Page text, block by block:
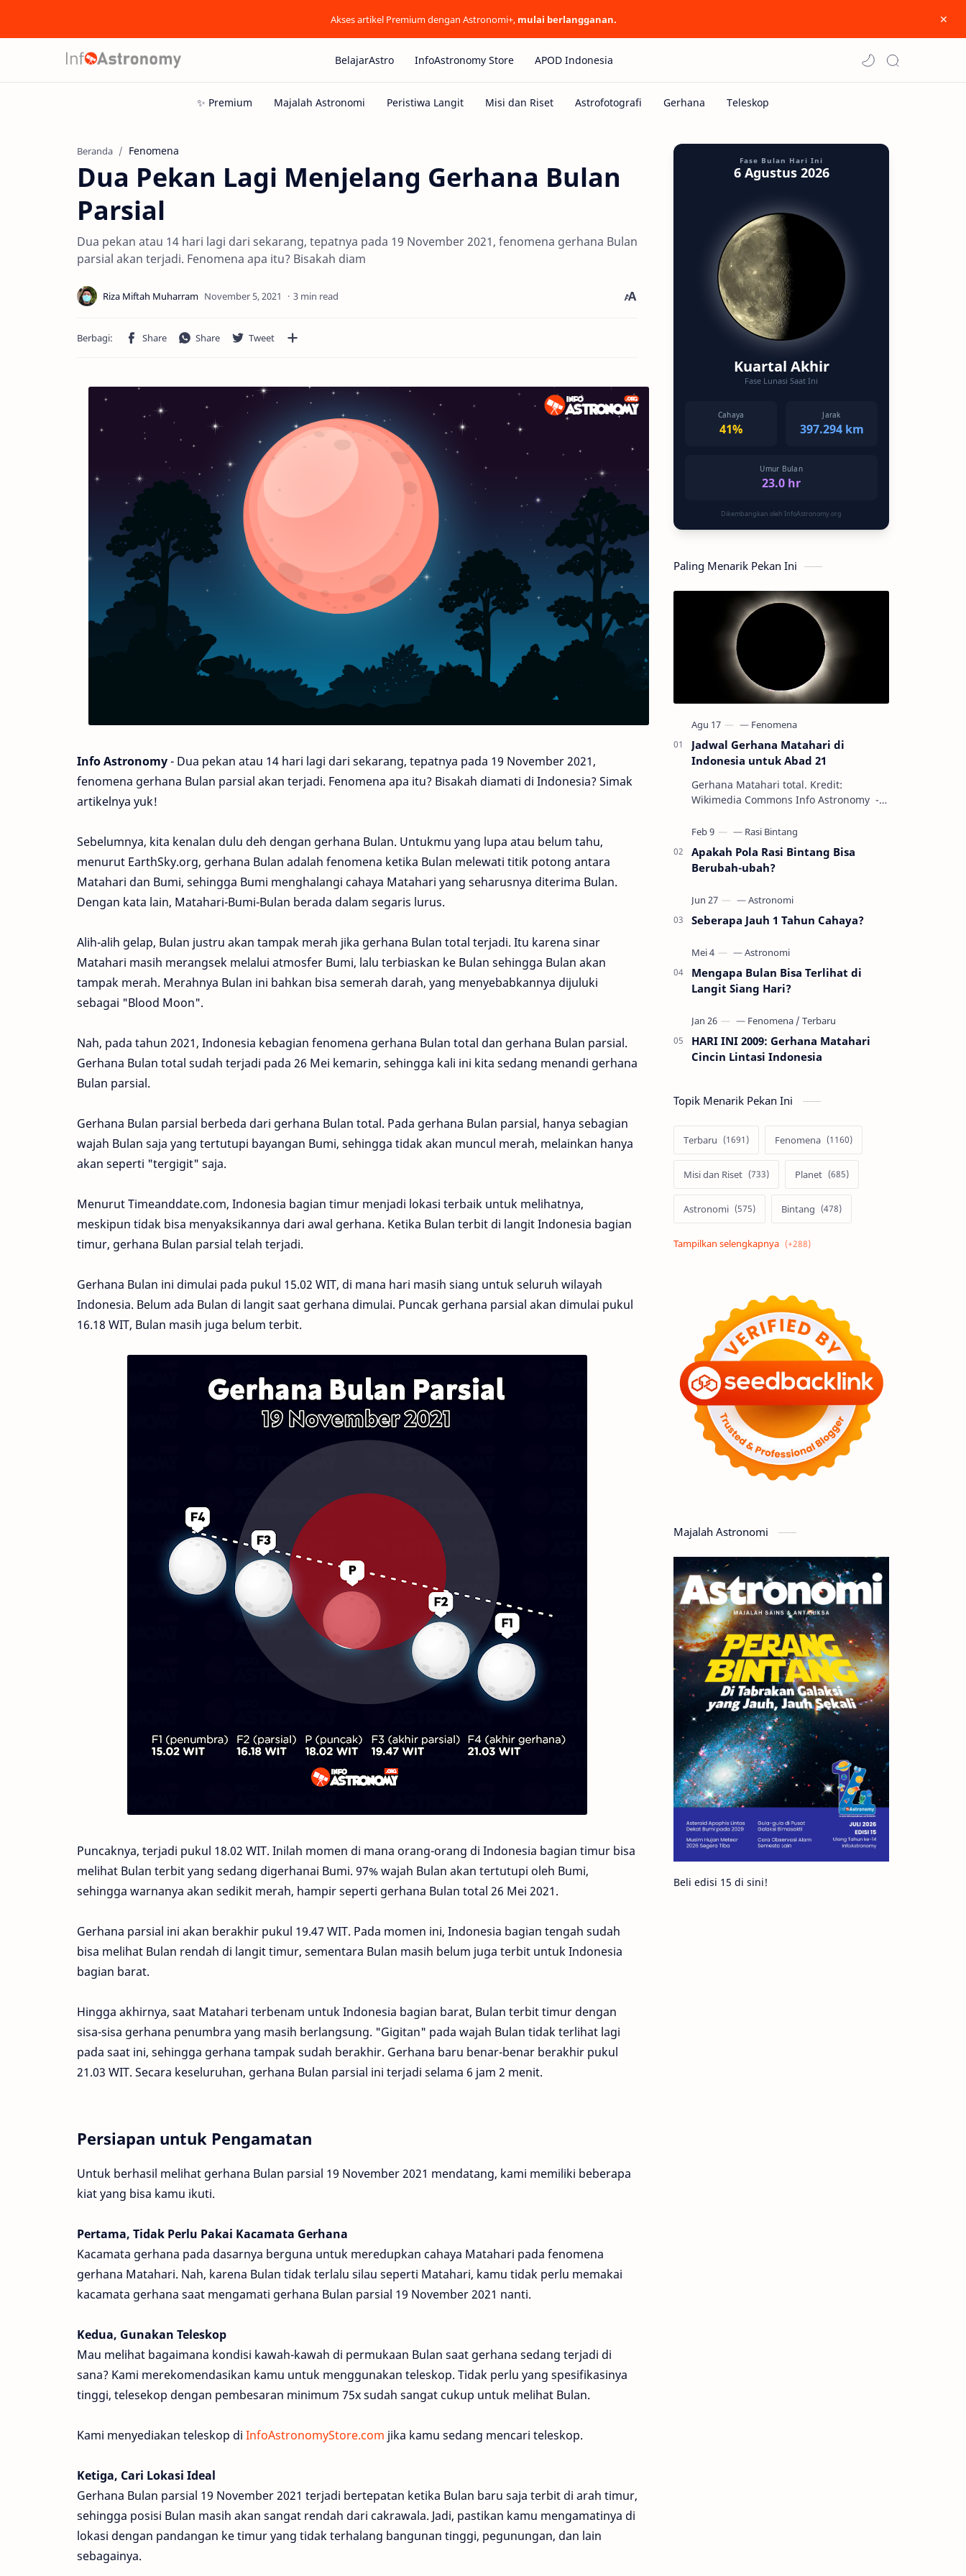
Akses artikel Premium dengan Astronomi+, mulai berlangganan.
BelajarAstro InfoAstronomy Store APOD Indonesia
Beranda Fenomena
Dua Pekan Lagi Menjelang Gerhana Bulan
Parsial
Dua pekan atau 14 hari lagi dari sekarang, tepatnya pada 19 November 2021, fenomena gerhana Bulan
parsial akan terjadi. Fenomena apa itu? Bisakah diam
3 min read
Info Astronomy- Dua pekan atau 14 hari lagi dari sekarang, tepatnya pada 19 November 2021,
fenomena gerhana Bulan parsial akan terjadi. Fenomena apa itu? Bisakah diamati di Indonesia? Simak
artikelnya yuk!
Sebelumnya, kita kenalan dulu deh dengan gerhana Bulan. Untukmu yang lupa atau belum tahu,
menurut EarthSky.org, gerhana Bulan adalah fenomena ketika Bulan melewati titik potong antara
Matahari dan Bumi, sehingga Bumi menghalangi cahaya Matahari yang seharusnya diterima Bulan.
Dengan kata lain, Matahari-Bumi-Bulan berada dalam segaris lurus.
Alih-alih gelap, Bulan justru akan tampak merah jika gerhana Bulan total terjadi. Itu karena sinar
Matahari masih merangsek melalui atmosfer Bumi, lalu terbiaskan ke Bulan sehingga Bulan akan
tampak merah. Merahnya Bulan ini bahkan bisa semerah darah, yang menyebabkannya dijuluki
sebagai "Blood Moon".
Nah, pada tahun 2021, Indonesia kebagian fenomena gerhana Bulan total dan gerhana Bulan parsial.
Gerhana Bulan total sudah terjadi pada 26 Mei kemarin, sehingga kali ini kita sedang menandi gerhana
Bulan parsial.
Gerhana Bulan parsial berbeda dari gerhana Bulan total. Pada gerhana Bulan parsial, hanya sebagian
wajah Bulan saja yang tertutupi bayangan Bumi, sehingga tidak akan muncul merah, melainkan hanya
akan seperti "tergigit" saja.
Menurut Timeanddate.com, Indonesia bagian timur menjadi lokasi terbaik untuk melihatnya,
meskipun tidak bisa menyaksikannya dari awal gerhana. Ketika Bulan terbit di langit Indonesia bagian
timur, gerhana Bulan parsial telah terjadi.
Gerhana Bulan ini dimulai pada pukul 15.02 WIT, di mana hari masih siang untuk seluruh wilayah
Indonesia. Belum ada Bulan di langit saat gerhana dimulai. Puncak gerhana parsial akan dimulai pukul
16.18 WIT, Bulan masih juga belum terbit.
Puncaknya, terjadi pukul 18.02 WIT. Inilah momen di mana orang-orang di Indonesia bagian timur bisa
melihat Bulan terbit yang sedang digerhanai Bumi. 97% wajah Bulan akan tertutupi oleh Bumi,
sehingga warnanya akan sedikit merah, hampir seperti gerhana Bulan total 26 Mei 2021.
Gerhana parsial ini akan berakhir pukul 19.47 WIT. Pada momen ini, Indonesia bagian tengah sudah
bisa melihat Bulan rendah di langit timur, sementara Bulan masih belum juga terbit untuk Indonesia
bagian barat.
Hingga akhirnya, saat Matahari terbenam untuk Indonesia bagian barat, Bulan terbit timur dengan
sisa-sisa gerhana penumbra yang masih berlangsung. "Gigitan" pada wajah Bulan tidak terlihat lagi
pada saat ini, sehingga gerhana tampak sudah berakhir. Gerhana baru benar-benar berakhir pukul
21.03 WIT. Secara keseluruhan, gerhana Bulan parsial ini terjadi selama 6 jam 2 menit.
Persiapan untuk Pengamatan
Untuk berhasil melihat gerhana Bulan parsial 19 November 2021 mendatang, kami memiliki beberapa
kiat yang bisa kamu ikuti.
Pertama, Tidak Perlu Pakai Kacamata Gerhana
Kacamata gerhana pada dasarnya berguna untuk meredupkan cahaya Matahari pada fenomena
gerhana Matahari. Nah, karena Bulan tidak terlalu silau seperti Matahari, kamu tidak perlu memakai
kacamata gerhana saat mengamati gerhana Bulan parsial 19 November 2021 nanti.
Kedua, Gunakan Teleskop
Mau melihat bagaimana kondisi kawah-kawah di permukaan Bulan saat gerhana sedang terjadi di
sana? Kami merekomendasikan kamu untuk menggunakan teleskop. Tidak perlu yang spesifikasinya
tinggi, telesekop dengan pembesaran minimum 75x sudah sangat cukup untuk melihat Bulan.
Kami menyediakan teleskop di InfoAstronomyStore.com jika kamu sedang mencari teleskop.
Ketiga, Cari Lokasi Ideal
Gerhana Bulan parsial 19 November 2021 terjadi bertepatan ketika Bulan baru saja terbit di arah timur,
sehingga posisi Bulan masih akan sangat rendah dari cakrawala. Jadi, pastikan kamu mengamatinya di
lokasi dengan pandangan ke timur yang tidak terhalang bangunan tinggi, pegunungan, dan lain
sebagainya.
Fase Bulan Hari Ini
6 Agustus 2026
Kuartal Akhir
Fase Lunasi Saat Ini
Cahaya
41%
Jarak
397.294 km
Umur Bulan
23.0 hr
Dikembangkan oleh InfoAstronomy.org
Paling Menarik Pekan Ini
Jadwal Gerhana Matahari di
Indonesia untuk Abad 21
Gerhana Matahari total. Kredit:
Wikimedia Commons Info Astronomy -
gerhana Matahari akan terjadi sebanyak
22…
Apakah Pola Rasi Bintang Bisa
Berubah-ubah?
Seberapa Jauh 1 Tahun Cahaya?
Mengapa Bulan Bisa Terlihat di
Langit Siang Hari?
HARI INI 2009: Gerhana Matahari
Cincin Lintasi Indonesia
Topik Menarik Pekan Ini
Terbaru Fenomena
Misi dan Riset Planet
Astronomi Bintang
Alam semesta Galaksi
Tata Surya
Hype Astronot
Asteroid Observasi
Premium Komet
Penelitian
Satelit
Aurora Supernova
Nebula Sponsored
Matahari Mars
Planet Katai Featured
GMT 2016 History
Hoax Bima Sakti
Meteor Gerhana
Komet ISON Jupiter
Planet Kerdil Bumi
Pengetahuan Berita
Majalah Astronomi
Beli edisi 15 di sini!